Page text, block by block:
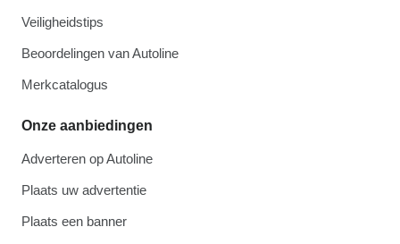
Veiligheidstips
Beoordelingen van Autoline
Merkcatalogus
Onze aanbiedingen
Adverteren op Autoline
Plaats uw advertentie
Plaats een banner